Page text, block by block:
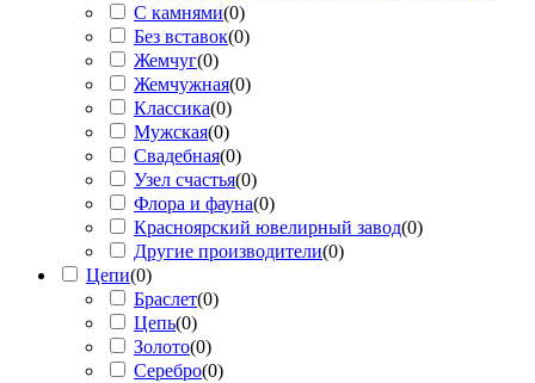
С камнями(0)
Без вставок(0)
Жемчуг(0)
Жемчужная(0)
Классика(0)
Мужская(0)
Свадебная(0)
Узел счастья(0)
Флора и фауна(0)
Красноярский ювелирный завод(0)
Другие производители(0)
Цепи(0)
Браслет(0)
Цепь(0)
Золото(0)
Серебро(0)